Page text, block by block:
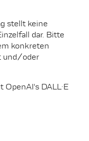
stellt keine
dar. Bitte
konkreten
und/oder
DALL·E